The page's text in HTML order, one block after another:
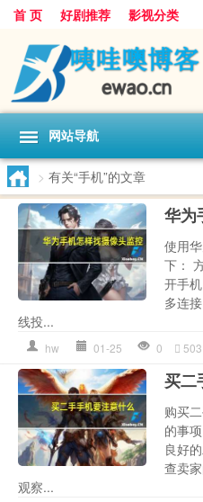
首 页 好剧推荐 影视分类
网站导航
> 有关“手机”的文章
华为
使用
下：
开手
多连
线投...
hw 01-25 0 503
买二
购买
的事
良好
查卖
观察...